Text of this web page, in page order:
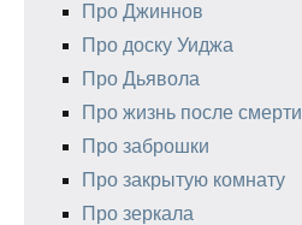
Про Джиннов
Про доску Уиджа
Про Дьявола
Про жизнь после смерти
Про заброшки
Про закрытую комнату
Про зеркала